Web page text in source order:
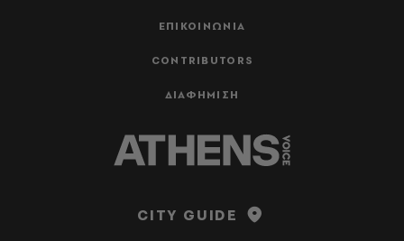
ΕΠΙΚΟΙΝΩΝΙΑ
CONTRIBUTORS
ΔΙΑΦΗΜΙΣΗ
CITY GUIDE